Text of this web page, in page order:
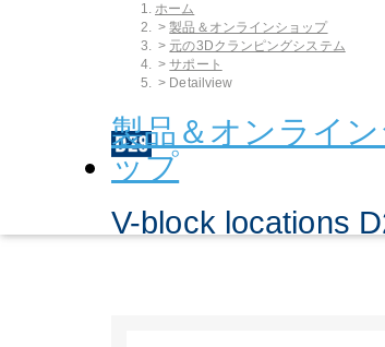
Skip to main content
製品＆オンライン
ップ
You are here:
ホーム
製品＆オンラインショップ
元の3Dクランピングシステム
サポート
Detailview
V-block locations